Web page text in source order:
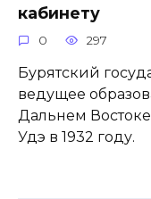
кабинету
0 297
Бурятский
ведущее
Дальнем
Удэ в 1932 году.